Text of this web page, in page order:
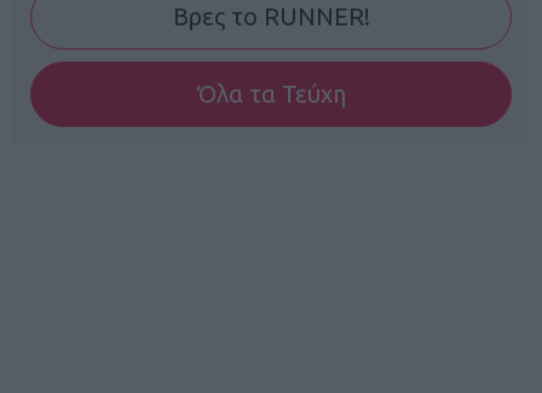
Βρες το RUNNER!
Όλα τα Τεύχη